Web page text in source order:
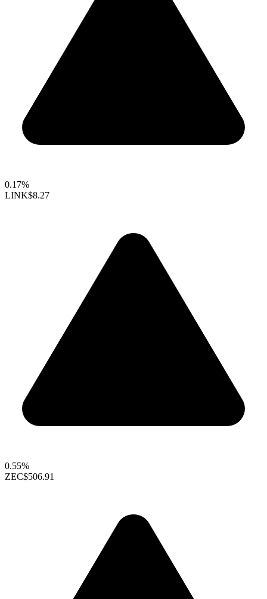
0.17%
LINK$8.27
0.55%
ZEC$506.91